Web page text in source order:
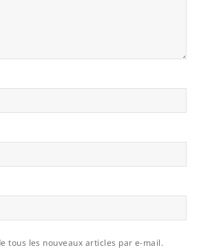
tous les nouveaux articles par e-mail.